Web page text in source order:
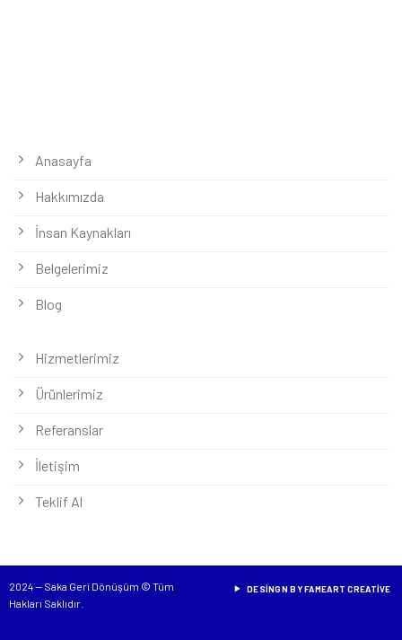
Anasayfa
Hakkımızda
İnsan Kaynakları
Belgelerimiz
Blog
Hizmetlerimiz
Ürünlerimiz
Referanslar
İletişim
Teklif Al
2024 — Saka Geri Dönüşüm © Tüm
Hakları Saklıdır.
DESINGN BY FAMEART CREATIVE